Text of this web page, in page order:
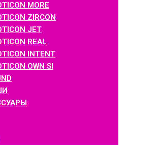
MORE
ZIRCON
JET
REAL
INTENT
OWN SI